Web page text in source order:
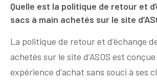
Quelle est la politique de retour et
sacs à main achetés sur le site
La politique de retour et d’échange
achetés sur le site d’ASOS est
expérience d’achat sans souci à ses